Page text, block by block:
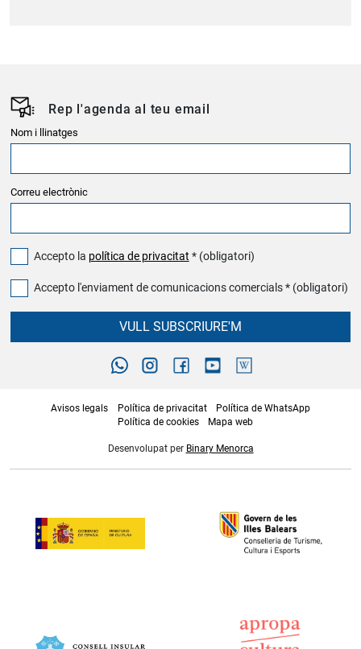
Rep l'agenda al teu email
Nom i llinatges
Correu electrònic
Accepto la política de privacitat * (obligatori)
Accepto l'enviament de comunicacions comercials * (obligatori)
VULL SUBSCRIURE'M
Avisos legals Política de privacitat
Política de WhatsApp
Política de cookies
Mapa web
Desenvolupat per Binary Menorca